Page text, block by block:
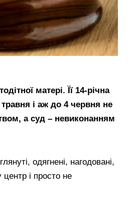
матері. Її 14-річна
і аж до 4 червня не
а суд – невиконанням
одягнені, нагодовані,
і просто не